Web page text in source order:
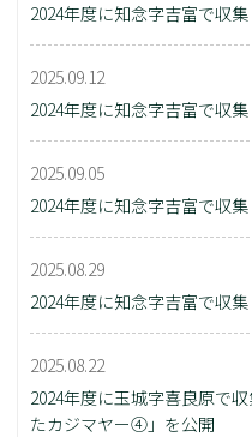
2024年度に知念字吉富で収
2025.09.12
2024年度に知念字吉富で収
2025.09.05
2024年度に知念字吉富で収
2025.08.29
2024年度に知念字吉富で収
2025.08.22
2024年度に玉城字喜良原で
たカジマヤー④」を公開